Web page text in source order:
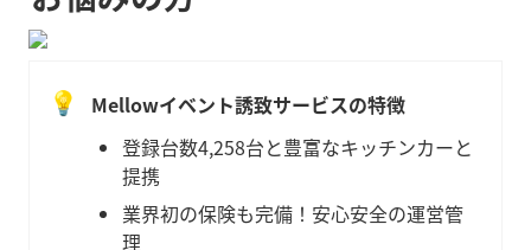
💡
Mellowイベント誘致サービスの特徴
登録台数4,258台と豊富なキッチンカーと
提携
業界初の保険も完備！安心安全の運営管
理